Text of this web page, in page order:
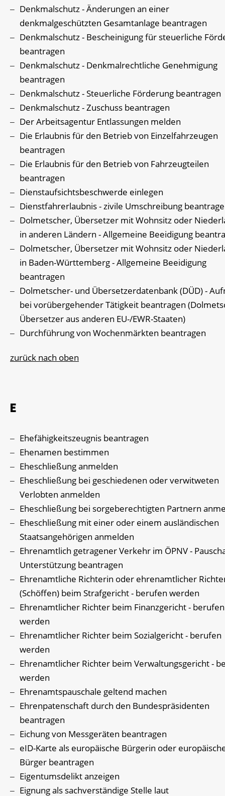
Denkmalschutz - Änderungen an einer
denkmalgeschützten Gesamtanlage beantragen
Denkmalschutz - Bescheinigung für steuerliche
beantragen
Denkmalschutz - Denkmalrechtliche Genehmigung
beantragen
Denkmalschutz - Steuerliche Förderung beantragen
Denkmalschutz - Zuschuss beantragen
Der Arbeitsagentur Entlassungen melden
Die Erlaubnis für den Betrieb von Einzelfahrzeugen
beantragen
Die Erlaubnis für den Betrieb von Fahrzeugteilen
beantragen
Dienstaufsichtsbeschwerde einlegen
Dienstfahrerlaubnis - zivile Umschreibung
Dolmetscher, Übersetzer mit Wohnsitz oder
in anderen Ländern - Allgemeine Beeidigung
Dolmetscher, Übersetzer mit Wohnsitz oder
in Baden-Württemberg - Allgemeine Beeidigung
beantragen
Dolmetscher- und Übersetzerdatenbank (DÜD) -
bei vorübergehender Tätigkeit beantragen
Übersetzer aus anderen EU-/EWR-Staaten)
Durchführung von Wochenmärkten beantragen
zurück nach oben
E
Ehefähigkeitszeugnis beantragen
Ehenamen bestimmen
Eheschließung anmelden
Eheschließung bei geschiedenen oder verwitweten
Verlobten anmelden
Eheschließung bei sorgeberechtigten Partnern
Eheschließung mit einer oder einem ausländischen
Staatsangehörigen anmelden
Ehrenamtlich getragener Verkehr im ÖPNV -
Unterstützung beantragen
Ehrenamtliche Richterin oder ehrenamtlicher
(Schöffen) beim Strafgericht - berufen werden
Ehrenamtlicher Richter beim Finanzgericht - berufen
werden
Ehrenamtlicher Richter beim Sozialgericht - berufen
werden
Ehrenamtlicher Richter beim Verwaltungsgericht -
werden
Ehrenamtspauschale geltend machen
Ehrenpatenschaft durch den Bundespräsidenten
beantragen
Eichung von Messgeräten beantragen
eID-Karte als europäische Bürgerin oder
Bürger beantragen
Eigentumsdelikt anzeigen
Eignung als sachverständige Stelle laut